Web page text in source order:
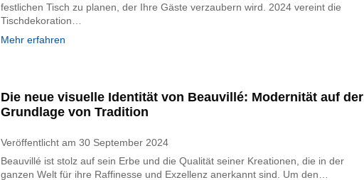
festlichen Tisch zu planen, der Ihre Gäste verzaubern wird. 2024 vereint die
Tischdekoration…
Mehr erfahren
Die neue visuelle Identität von Beauvillé: Modernität auf der
Grundlage von Tradition
Veröffentlicht am 30 September 2024
Beauvillé ist stolz auf sein Erbe und die Qualität seiner Kreationen, die in der
ganzen Welt für ihre Raffinesse und Exzellenz anerkannt sind. Um den…